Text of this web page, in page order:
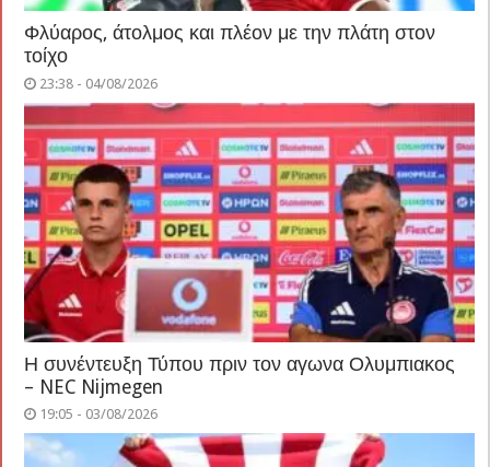
Φλύαρος, άτολμος και πλέον με την πλάτη στον
τοίχο
23:38 - 04/08/2026
Η συνέντευξη Τύπου πριν τον αγωνα Ολυμπιακος
– NEC Nijmegen
19:05 - 03/08/2026